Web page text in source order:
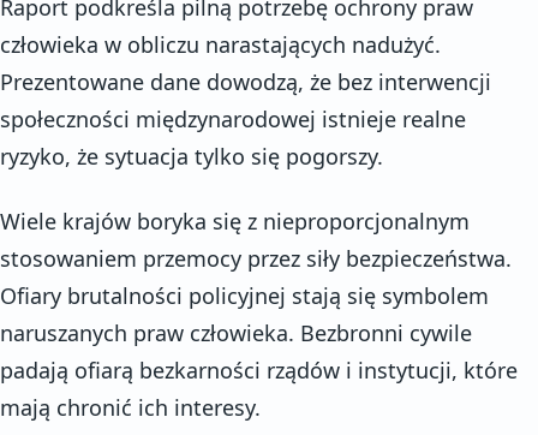
Raport podkreśla pilną potrzebę ochrony praw
człowieka w obliczu narastających nadużyć.
Prezentowane dane dowodzą, że bez interwencji
społeczności międzynarodowej istnieje realne
ryzyko, że sytuacja tylko się pogorszy.
Wiele krajów boryka się z nieproporcjonalnym
stosowaniem przemocy przez siły bezpieczeństwa.
Ofiary brutalności policyjnej stają się symbolem
naruszanych praw człowieka. Bezbronni cywile
padają ofiarą bezkarności rządów i instytucji, które
mają chronić ich interesy.